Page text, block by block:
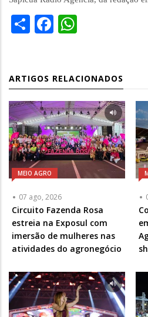
ShareFacebook
ARTIGOS RELACIONADOS
MEIO AGRO
07 ago, 2026
Circuito Fazenda Rosa
estreia na Exposul com
imersão de mulheres nas
atividades do agronegócio